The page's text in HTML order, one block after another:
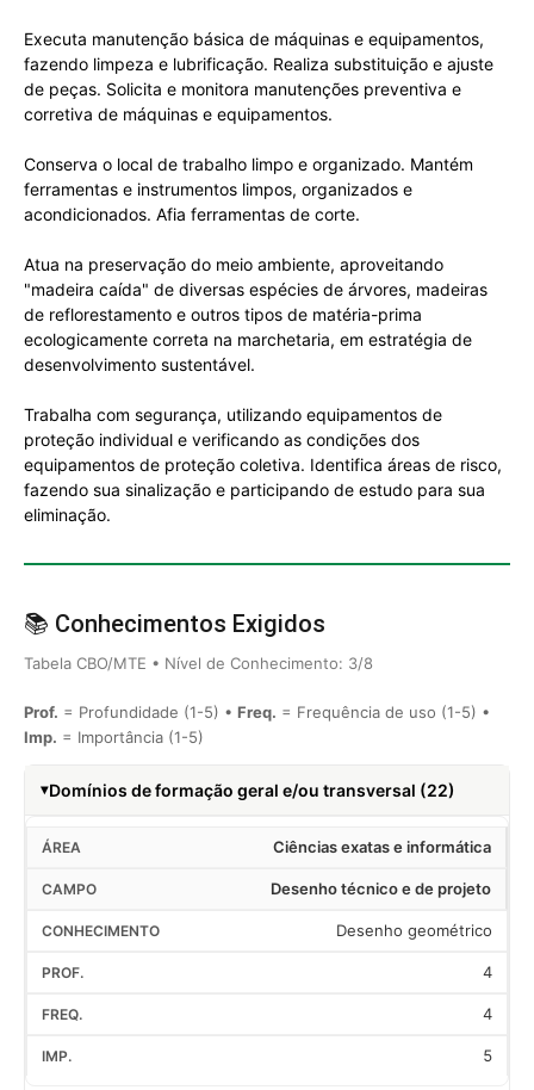
Executa manutenção básica de máquinas e equipamentos,
fazendo limpeza e lubrificação. Realiza substituição e ajuste
de peças. Solicita e monitora manutenções preventiva e
corretiva de máquinas e equipamentos.
Conserva o local de trabalho limpo e organizado. Mantém
ferramentas e instrumentos limpos, organizados e
acondicionados. Afia ferramentas de corte.
Atua na preservação do meio ambiente, aproveitando
"madeira caída" de diversas espécies de árvores, madeiras
de reflorestamento e outros tipos de matéria-prima
ecologicamente correta na marchetaria, em estratégia de
desenvolvimento sustentável.
Trabalha com segurança, utilizando equipamentos de
proteção individual e verificando as condições dos
equipamentos de proteção coletiva. Identifica áreas de risco,
fazendo sua sinalização e participando de estudo para sua
eliminação.
📚 Conhecimentos Exigidos
Tabela CBO/MTE • Nível de Conhecimento: 3/8
Prof. = Profundidade (1-5) • Freq. = Frequência de uso (1-5) •
Imp. = Importância (1-5)
Domínios de formação geral e/ou transversal (22)
Ciências exatas e informática
Desenho técnico e de projeto
Desenho geométrico
4
4
5